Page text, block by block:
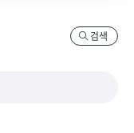
검색